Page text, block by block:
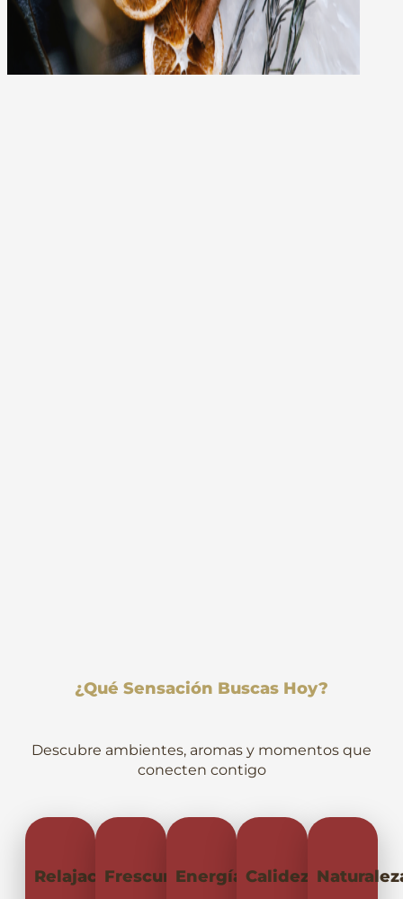
¿qué Sensación Buscas Hoy?
Descubre ambientes, aromas y momentos que
conecten contigo
RelajaciónFrescuraEnergía Calidez